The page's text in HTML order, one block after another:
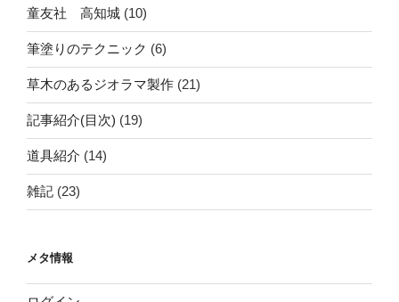
童友社 高知城 (10)
筆塗りのテクニック (6)
草木のあるジオラマ製作 (21)
記事紹介(目次) (19)
道具紹介 (14)
雑記 (23)
メタ情報